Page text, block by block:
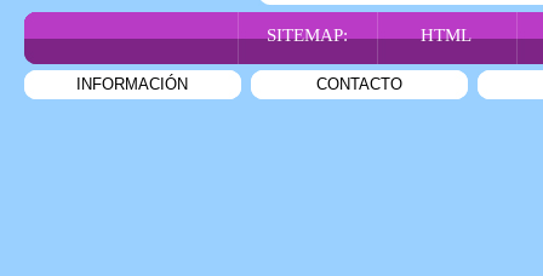
SITEMAP: HTML
INFORMACIÓN CONTACTO